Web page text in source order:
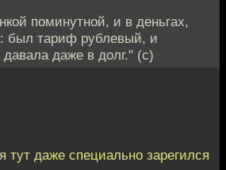
поминутной, и в деньгах,
был тариф рублевый, и
даже в долг." (с)
тут даже специально зарегился